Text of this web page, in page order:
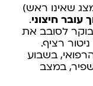
שאינו ראש)
עובר חיצוני.
לסובב את
רציף.
בשבוע
במצב